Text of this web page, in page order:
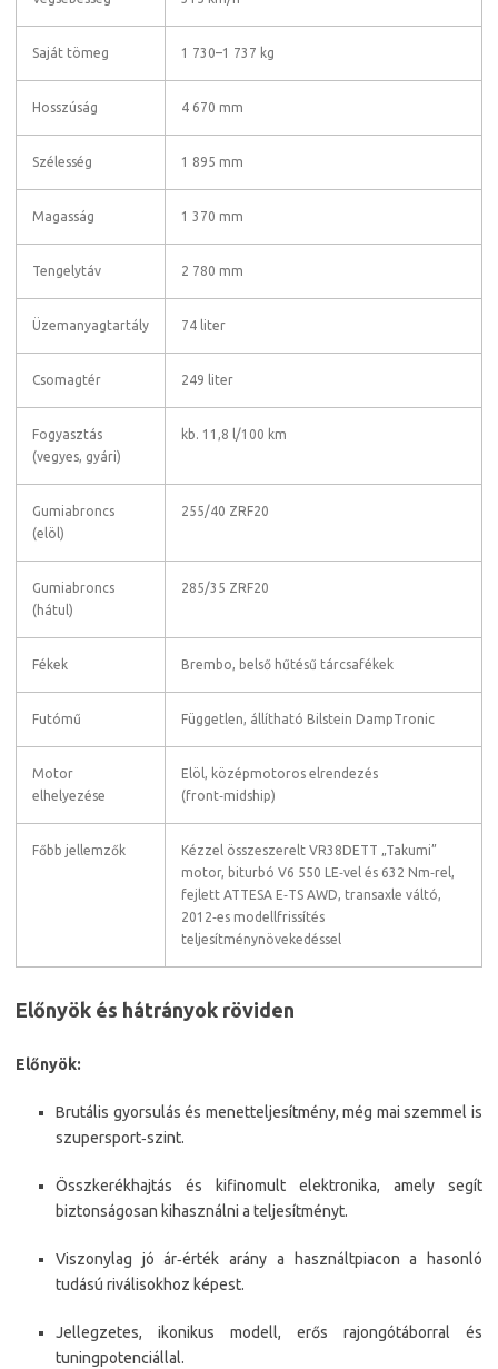
Saját tömeg 1 730–1 737 kg
Hosszúság 4 670 mm
Szélesség 1 895 mm
Magasság 1 370 mm
Tengelytáv 2 780 mm
Üzemanyagtartály 74 liter
Csomagtér 249 liter
Fogyasztás
(vegyes, gyári)
kb. 11,8 l/100 km
Gumiabroncs
(elöl)
255/40 ZRF20
Gumiabroncs
(hátul)
285/35 ZRF20
Fékek Brembo, belső hűtésű tárcsafékek
Futómű Független, állítható Bilstein DampTronic
Motor
elhelyezése
Elöl, középmotoros elrendezés
(front‑midship)
Főbb jellemzők
Kézzel összeszerelt VR38DETT „Takumi”
motor, biturbó V6 550 LE‑vel és 632 Nm‑rel,
fejlett ATTESA E‑TS AWD, transaxle váltó,
2012‑es modellfrissítés
teljesítménynövekedéssel
Előnyök és hátrányok röviden
Előnyök:
Brutális gyorsulás és menetteljesítmény, még mai szemmel is
szupersport‑szint.
Összkerékhajtás és kifinomult elektronika, amely segít
biztonságosan kihasználni a teljesítményt.
Viszonylag jó ár‑érték arány a használtpiacon a hasonló
tudású riválisokhoz képest.
Jellegzetes, ikonikus modell, erős rajongótáborral és
tuningpotenciállal.